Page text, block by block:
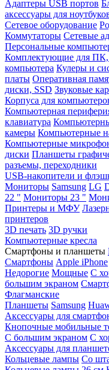
Адаптеры USB портов
аксессуары для
Сетевое оборудование
Коммутаторы Сетевые
Персональные
Комплектующие для ПК,
компьютера Кулеры и
платы Оперативная
диски, SSD Звуковые
Корпуса для
Компьютерная
клавиатура
камеры Компьютерные
Компьютерные
диски Планшеты
разъемы, переходники
USB-накопители и
Мониторы Samsung LG
22 " Мониторы 23 "
Принтеры и МФУ
принтеров
3D печать 3D ручки
Компьютерные кресла
Смартфоны и планшеты
Смартфоны Apple iPhone
Недорогие Мощные С
большим экраном
Флагманские
Планшеты Samsung
Аксессуары для
Кнопочные мобильные
С большим экраном С
Аксессуары для
Кольцевые лампы Со